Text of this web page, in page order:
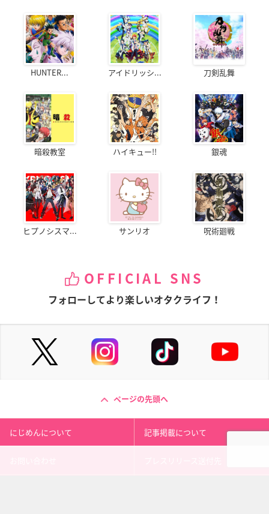
HUNTER... アイドリッシ... 刀剣乱舞
暗殺教室 ハイキュー!! 銀魂
ヒプノシスマ... サンリオ 呪術廻戦
OFFICIAL SNS
フォローしてより楽しいオタクライフ！
ページの先頭へ
にじめんについて 記事掲載について